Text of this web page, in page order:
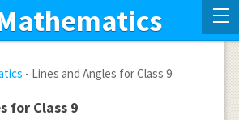
- Lines and Angles for Class 9
for Class 9